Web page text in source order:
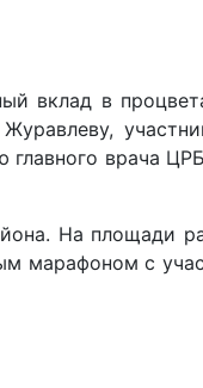
вклад в
врача
На площади
марафоном с